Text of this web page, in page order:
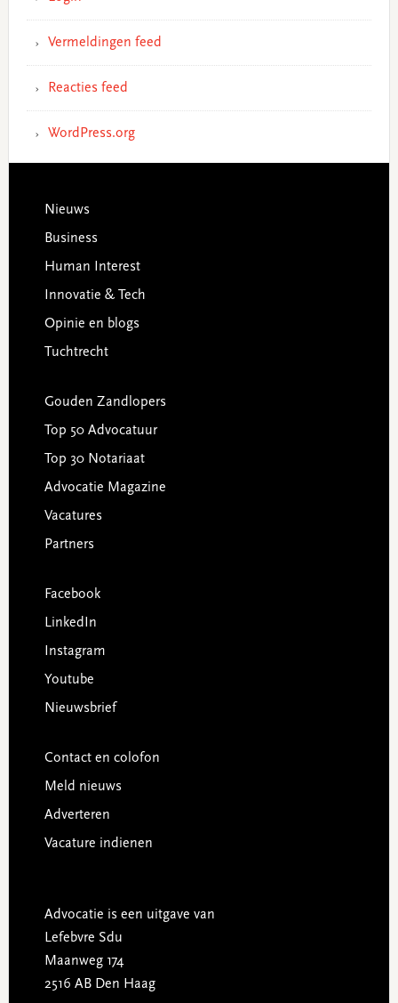
Vermeldingen feed
Reacties feed
WordPress.org
Footer
Nieuws
Business
Human Interest
Innovatie & Tech
Opinie en blogs
Tuchtrecht
Gouden Zandlopers
Top 50 Advocatuur
Top 30 Notariaat
Advocatie Magazine
Vacatures
Partners
Facebook
LinkedIn
Instagram
Youtube
Nieuwsbrief
Contact en colofon
Meld nieuws
Adverteren
Vacature indienen
Advocatie is een uitgave van
Lefebvre Sdu
Maanweg 174
2516 AB Den Haag